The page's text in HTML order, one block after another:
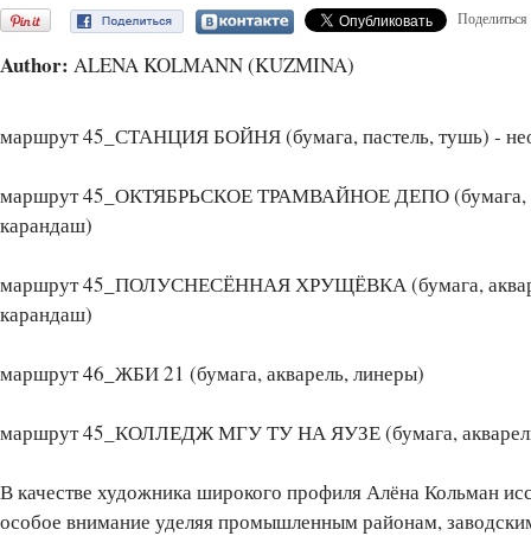
Поделиться
Author: ALENA KOLMANN (KUZMINA)
маршрут 45_СТАНЦИЯ БОЙНЯ (бумага, пастель, тушь) -
маршрут 45_ОКТЯБРЬСКОЕ ТРАМВАЙНОЕ ДЕПО (бумага,
карандаш)
маршрут 45_ПОЛУСНЕСЁННАЯ ХРУЩЁВКА (бумага,
карандаш)
маршрут 46_ЖБИ 21 (бумага, акварель, линеры)
маршрут 45_КОЛЛЕДЖ МГУ ТУ НА ЯУЗЕ (бумага,
В качестве художника широкого профиля Алёна Кольман
особое внимание уделяя промышленным районам,